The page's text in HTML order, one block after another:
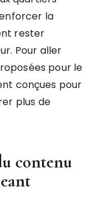
la
rester
Pour aller
pour le
conçues pour
plus de
contenu